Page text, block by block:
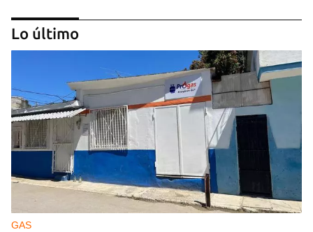
GUERRA
Ucrania ataca otro centro logístico del Amazon
ruso, esta vez en los Urales
Lo último
GAS